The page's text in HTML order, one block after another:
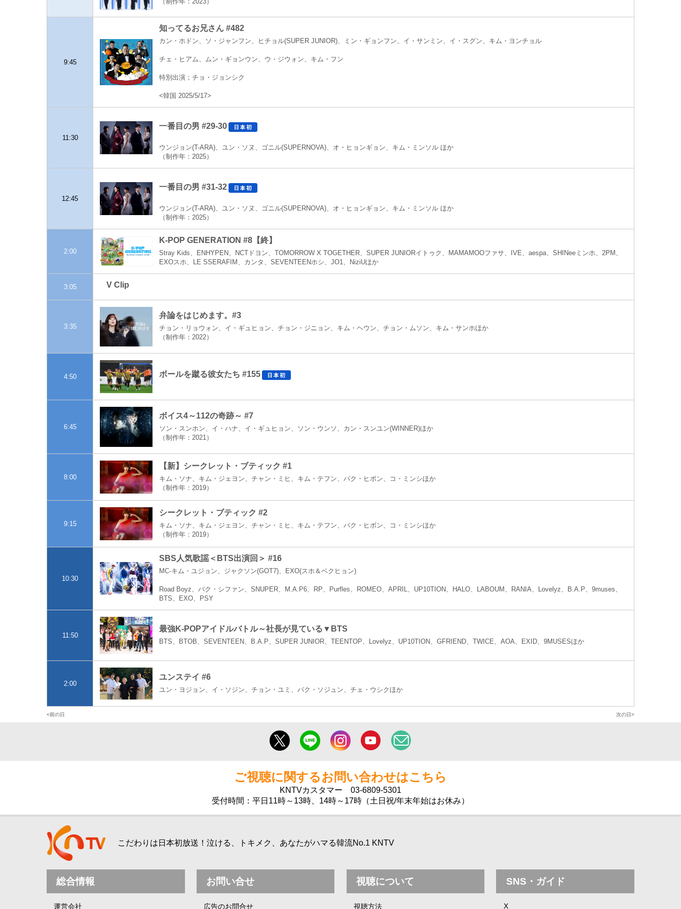
9:45
知ってるお兄さん #482
カン・ホドン、ソ・ジャンフン、ヒチョル(SUPER JUNIOR)、ミン・ギョンフン、イ・サンミン、イ・スグン、キム・ヨンチョル
チェ・ヒアム、ムン・ギョンウン、ウ・ジウォン、キム・フン
特別出演；チョ・ジョンシク
<韓国 2025/5/17>
11:30
一番目の男 #29-30
ウンジョン(T-ARA)、ユン・ソヌ、ゴニル(SUPERNOVA)、オ・ヒョンギョン、キム・ミンソル ほか
（制作年：2025）
12:45
一番目の男 #31-32
ウンジョン(T-ARA)、ユン・ソヌ、ゴニル(SUPERNOVA)、オ・ヒョンギョン、キム・ミンソル ほか
（制作年：2025）
2:00
K-POP GENERATION #8【終】
Stray Kids、ENHYPEN、NCTドヨン、TOMORROW X TOGETHER、SUPER JUNIORイトゥク、MAMAMOOファサ、IVE、aespa、SHINeeミンホ、2PM、
EXOスホ、LE SSERAFIM、カンタ、SEVENTEENホシ、JO1、NiziUほか
3:05 V Clip
3:35
弁論をはじめます。#3
チョン・リョウォン、イ・ギュヒョン、チョン・ジニョン、キム・ヘウン、チョン・ムソン、キム・サンホほか
（制作年：2022）
4:50 ボールを蹴る彼女たち #155
6:45
ボイス4～112の奇跡～ #7
ソン・スンホン、イ・ハナ、イ・ギュヒョン、ソン・ウンソ、カン・スンユン(WINNER)ほか
（制作年：2021）
8:00
【新】シークレット・ブティック #1
キム・ソナ、キム・ジェヨン、チャン・ミヒ、キム・テフン、パク・ヒボン、コ・ミンシほか
（制作年：2019）
9:15
シークレット・ブティック #2
キム・ソナ、キム・ジェヨン、チャン・ミヒ、キム・テフン、パク・ヒボン、コ・ミンシほか
（制作年：2019）
10:30
SBS人気歌謡＜BTS出演回＞ #16
MC-キム・ユジョン、ジャクソン(GOT7)、EXO(スホ＆ベクヒョン)
Road Boyz、パク・シファン、SNUPER、M.A.P6、RP、Purfles、ROMEO、APRIL、UP10TION、HALO、LABOUM、RANIA、Lovelyz、B.A.P、9muses、
BTS、EXO、PSY
11:50
最強K-POPアイドルバトル～社長が見ている▼BTS
BTS、BTOB、SEVENTEEN、B.A.P、SUPER JUNIOR、TEENTOP、Lovelyz、UP10TION、GFRIEND、TWICE、AOA、EXID、9MUSESほか
2:00
ユンステイ #6
ユン・ヨジョン、イ・ソジン、チョン・ユミ、パク・ソジュン、チェ・ウシクほか
前の日 次の日
ご視聴に関するお問い合わせはこちら
KNTVカスタマー 03-6809-5301
受付時間：平日11時～13時、14時～17時（土日祝/年末年始はお休み）
こだわりは日本初放送！泣ける、トキメク、あなたがハマる韓流No.1 KNTV
総合情報
運営会社
お問い合せ
広告のお問合せ
視聴について
視聴方法
SNS・ガイド
X